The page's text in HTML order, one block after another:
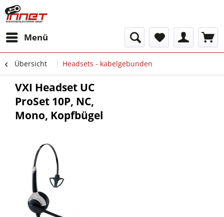
Menü
Übersicht Headsets - kabelgebunden
VXI Headset UC
ProSet 10P, NC,
Mono, Kopfbügel